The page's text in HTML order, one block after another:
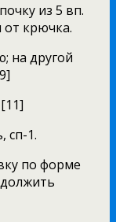
из 5 вп.
от крючка.
на другой
сп-1.
по форме